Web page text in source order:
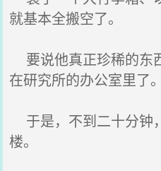
就基本全搬空了。
要说他真正珍稀的东
在研究所的办公室里了。
于是，不到二十分钟
楼。